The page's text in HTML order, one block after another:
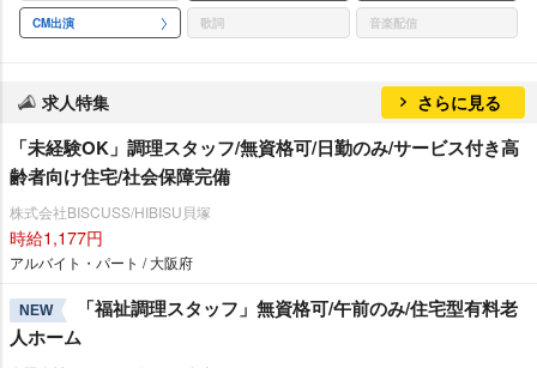
CM出演 歌詞 音楽配信
求人特集 さらに見る
「未経験OK」調理スタッフ/無資格可/日勤のみ/サービス付き高
齢者向け住宅/社会保障完備
株式会社BISCUSS/HIBISU貝塚
時給1,177円
アルバイト・パート / 大阪府
NEW
「福祉調理スタッフ」無資格可/午前のみ/住宅型有料老
人ホーム